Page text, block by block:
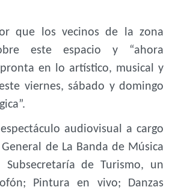
que los vecinos de la zona
este espacio y “ahora
en lo artístico, musical y
viernes, sábado y domingo
audiovisual a cargo
de La Banda de Música
de Turismo, un
Pintura en vivo; Danzas